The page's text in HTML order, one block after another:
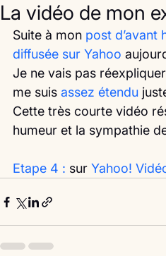
La vidéo de mon
Suite à mon post d’avant
diffusée sur Yahoo
Je ne vais pas
me suis assez étendu
Cette très courte vidéo
humeur et la sympathie
Etape 4 : sur Yahoo!